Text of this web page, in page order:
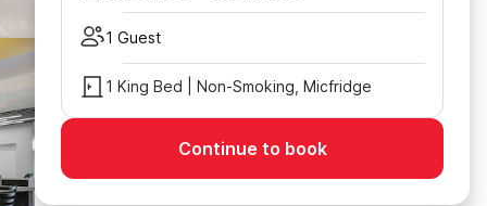
1 Guest
1 King Bed | Non-Smoking, Micfridge
Continue to book